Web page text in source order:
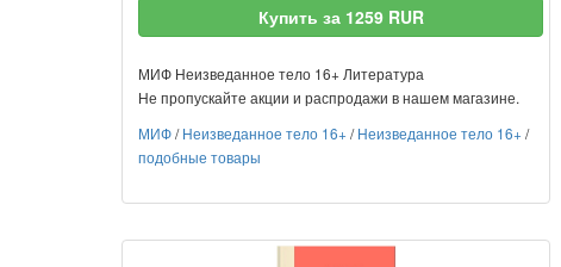
Купить за 1259 RUR
МИФ Неизведанное тело 16+ Литература
Не пропускайте акции и распродажи в нашем магазине.
МИФ/Неизведанное тело 16+ /Неизведанное тело 16+ /
подобные товары